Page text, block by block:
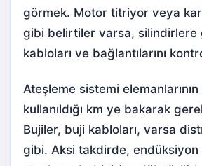
görmek. Motor titriyor veya
gibi belirtiler varsa, silindirlere
kabloları ve bağlantılarını
Ateşleme sistemi
kullanıldığı km ye bakarak
Bujiler, buji kabloları, varsa
gibi. Aksi takdirde,